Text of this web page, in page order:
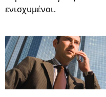
ενισχυμένοι.